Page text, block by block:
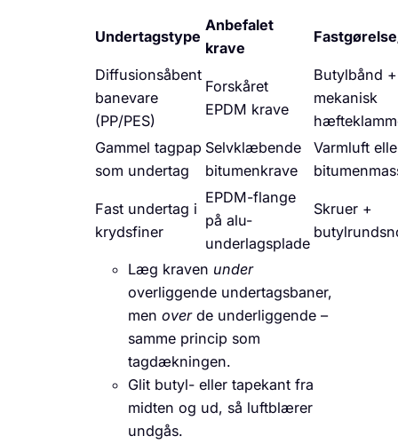
Undertagstype
Anbefalet
krave
Diffusionsåbent
banevare
(PP/PES)
Forskåret
EPDM krave
Butylbånd +
mekanisk
Gammel tagpap
som undertag
Selvklæbende
bitumenkrave
Varmluft
Fast undertag i
krydsfiner
EPDM-flange
på alu-
underlagsplade
Skruer +
Læg kraven under
overliggende undertagsbaner,
men overde underliggende –
samme princip som
tagdækningen.
Glit butyl- eller tape­kant fra
midten og ud, så luftblærer
undgås.